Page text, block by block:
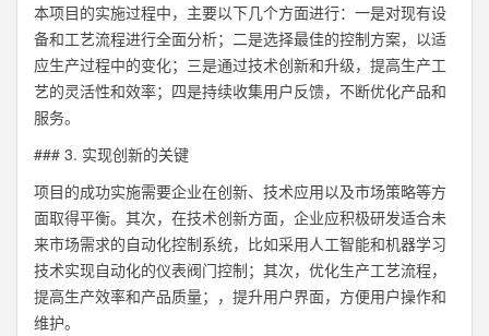
本项目的实施过程中，主要以下几个方面进行：一是对现有设
备和工艺流程进行全面分析；二是选择最佳的控制方案，以适
应生产过程中的变化；三是通过技术创新和升级，提高生产工
艺的灵活性和效率；四是持续收集用户反馈，不断优化产品和
服务。
### 3. 实现创新的关键
项目的成功实施需要企业在创新、技术应用以及市场策略等方
面取得平衡。其次，在技术创新方面，企业应积极研发适合未
来市场需求的自动化控制系统，比如采用人工智能和机器学习
技术实现自动化的仪表阀门控制；其次，优化生产工艺流程，
提高生产效率和产品质量；，提升用户界面，方便用户操作和
维护。